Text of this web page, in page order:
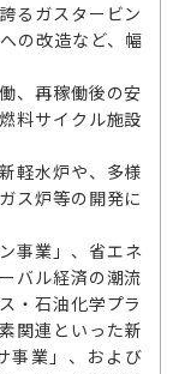
るガスタービン
の改造など、幅
、再稼働後の安
料サイクル施設
軽水炉や、多様
ス炉等の開発に
事業」、省エネ
バル経済の潮流
・石油化学プラ
関連といった新
事業」、および